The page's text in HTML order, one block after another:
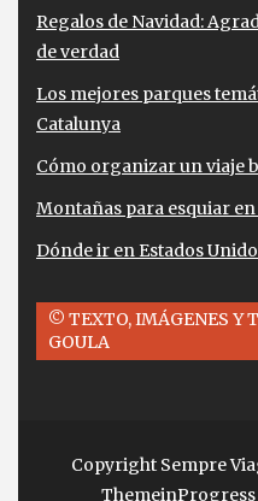
Regalos de Navidad:
de verdad
Los mejores parques
Catalunya
Cómo organizar un viaje
Montañas para esquiar en
Dónde ir en Estados
© TEXTO, IMÁGENES Y
GOULA
Copyright Sempre
ThemeinProgress